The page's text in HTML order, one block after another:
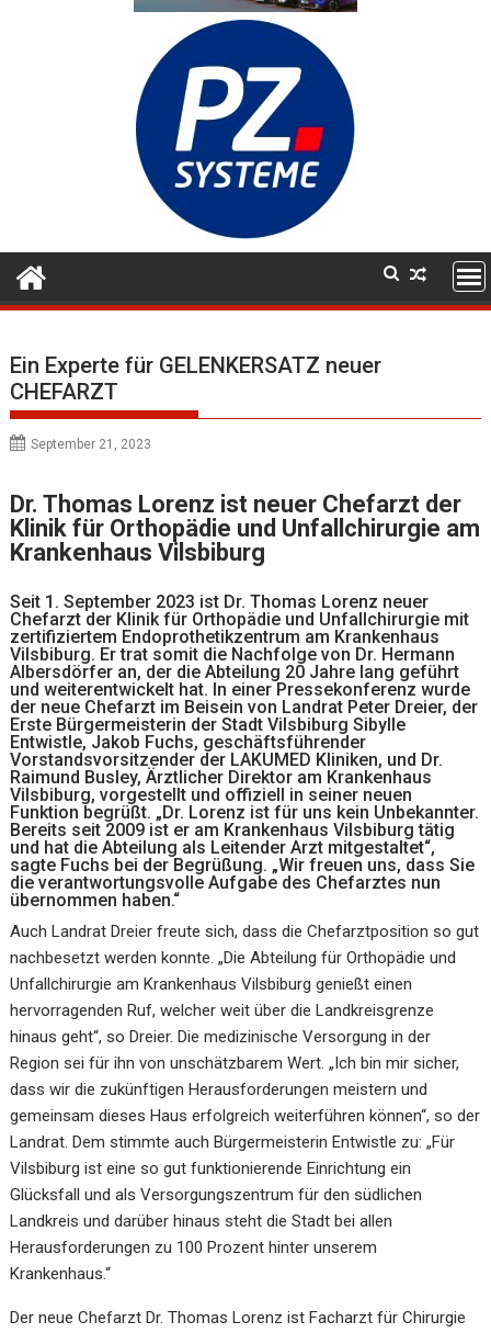
Ein Experte für GELENKERSATZ neuer
CHEFARZT
September 21, 2023
Dr. Thomas Lorenz ist neuer Chefarzt der
Klinik für Orthopädie und Unfallchirurgie am
Krankenhaus Vilsbiburg
Seit 1. September 2023 ist Dr. Thomas Lorenz neuer
Chefarzt der Klinik für Orthopädie und Unfallchirurgie mit
zertifiziertem Endoprothetikzentrum am Krankenhaus
Vilsbiburg. Er trat somit die Nachfolge von Dr. Hermann
Albersdörfer an, der die Abteilung 20 Jahre lang geführt
und weiterentwickelt hat. In einer Pressekonferenz wurde
der neue Chefarzt im Beisein von Landrat Peter Dreier, der
Erste Bürgermeisterin der Stadt Vilsbiburg Sibylle
Entwistle, Jakob Fuchs, geschäftsführender
Vorstandsvorsitzender der LAKUMED Kliniken, und Dr.
Raimund Busley, Ärztlicher Direktor am Krankenhaus
Vilsbiburg, vorgestellt und offiziell in seiner neuen
Funktion begrüßt. „Dr. Lorenz ist für uns kein Unbekannter.
Bereits seit 2009 ist er am Krankenhaus Vilsbiburg tätig
und hat die Abteilung als Leitender Arzt mitgestaltet“,
sagte Fuchs bei der Begrüßung. „Wir freuen uns, dass Sie
die verantwortungsvolle Aufgabe des Chefarztes nun
übernommen haben.“
Auch Landrat Dreier freute sich, dass die Chefarztposition so gut
nachbesetzt werden konnte. „Die Abteilung für Orthopädie und
Unfallchirurgie am Krankenhaus Vilsbiburg genießt einen
hervorragenden Ruf, welcher weit über die Landkreisgrenze
hinaus geht“, so Dreier. Die medizinische Versorgung in der
Region sei für ihn von unschätzbarem Wert. „Ich bin mir sicher,
dass wir die zukünftigen Herausforderungen meistern und
gemeinsam dieses Haus erfolgreich weiterführen können“, so der
Landrat. Dem stimmte auch Bürgermeisterin Entwistle zu: „Für
Vilsbiburg ist eine so gut funktionierende Einrichtung ein
Glücksfall und als Versorgungszentrum für den südlichen
Landkreis und darüber hinaus steht die Stadt bei allen
Herausforderungen zu 100 Prozent hinter unserem
Krankenhaus.“
Der neue Chefarzt Dr. Thomas Lorenz ist Facharzt für Chirurgie